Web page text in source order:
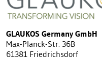
GLAUKOS Germany GmbH
Max-Planck-Str. 36B
61381 Friedrichsdorf